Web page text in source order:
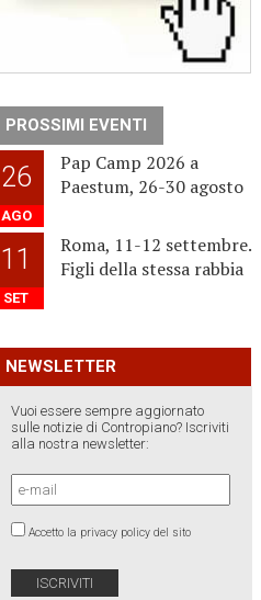
PROSSIMI EVENTI
26
AGO
Pap Camp 2026 a
Paestum, 26-30 agosto
11
SET
Roma, 11-12 settembre.
Figli della stessa rabbia
NEWSLETTER
Vuoi essere sempre aggiornato
sulle notizie di Contropiano? Iscriviti
alla nostra newsletter:
Accetto la privacy policy del sito